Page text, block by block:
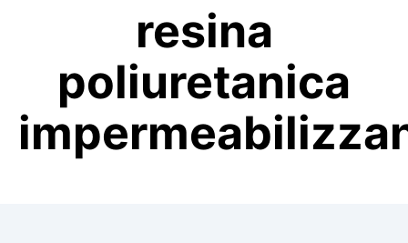
resina
poliuretanica